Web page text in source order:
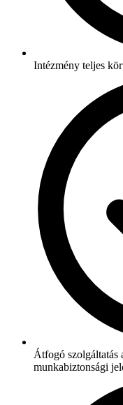
Intézmény teljes
Átfogó szolgáltatás
munkabiztonsági